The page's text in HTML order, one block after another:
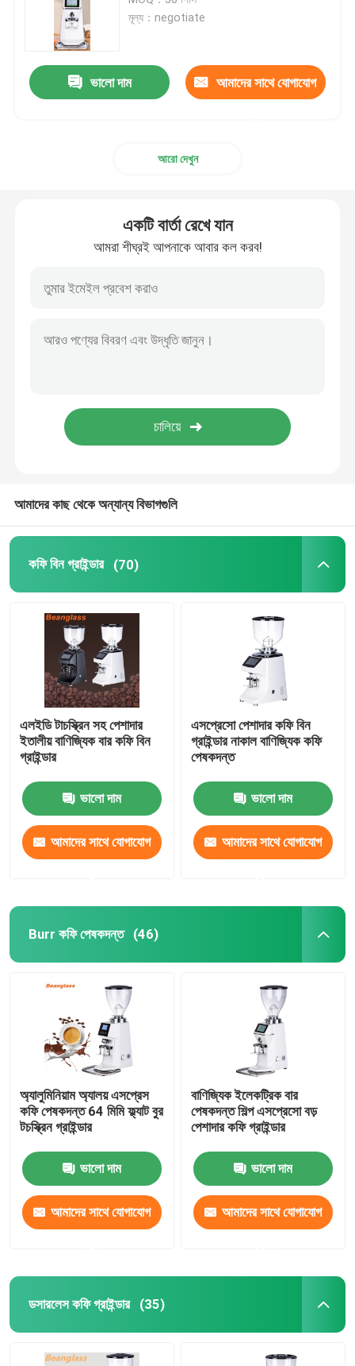
ডসারলেস কফি গ্রাইন্ডার
বাণিজ্যিক কফি পেষকদন্ত
এসপ্রেসো বিন গ্রাইন্ডার
আউটডোর কফি পেষকদন্ত
হ্যান্ড কফি গ্রাইন্ডার
স্বয়ংক্রিয় দুধ Frother
মূল্য：negotiate
ভালো দাম আমাদের সাথে যোগাযোগ
আরো দেখুন
একটি বার্তা রেখে যান
আমরা শীঘ্রই আপনাকে আবার কল করব!
আমাদের কাছ থেকে অন্যান্য বিভাগগুলি
কফি বিন গ্রাইন্ডার (70)
এলইডি টাচস্ক্রিন সহ পেশাদার
ইতালীয় বাণিজ্যিক বার কফি বিন
গ্রাইন্ডার
ভালো দাম
আমাদের সাথে যোগাযোগ
এসপ্রেসো পেশাদার কফি বিন
গ্রাইন্ডার নাকাল বাণিজ্যিক কফি
পেষকদন্ত
ভালো দাম
আমাদের সাথে যোগাযোগ
Burr কফি পেষকদন্ত (46)
অ্যালুমিনিয়াম অ্যালয় এসপ্রেস
কফি পেষকদন্ত 64 মিমি ফ্ল্যাট বুর
টচস্ক্রিন গ্রাইন্ডার
ভালো দাম
আমাদের সাথে যোগাযোগ
বাণিজ্যিক ইলেকট্রিক বার
পেষকদন্ত শিল্প এসপ্রেসো বড়
পেশাদার কফি গ্রাইন্ডার
ভালো দাম
আমাদের সাথে যোগাযোগ
ডসারলেস কফি গ্রাইন্ডার (35)